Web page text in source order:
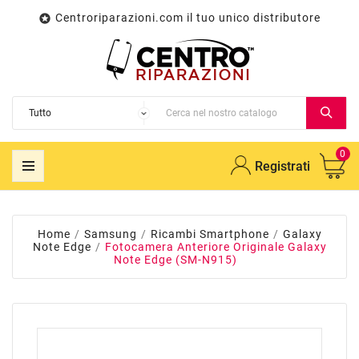
 Centroriparazioni.com il tuo unico distributore
Registrati
0
Home Samsung Ricambi Smartphone
Galaxy
Note Edge
Fotocamera Anteriore Originale Galaxy
Note Edge (SM-N915)